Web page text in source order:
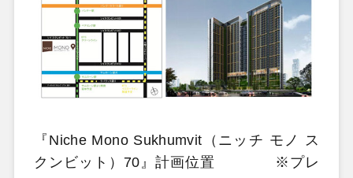
『Niche Mono Sukhumvit（ニッチ モノ ス
クンビット）70』計画位置 ※プレ